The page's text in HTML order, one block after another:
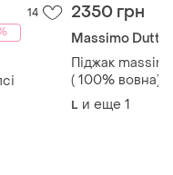
14 2350 грн
Massimo Dutti
Піджак
( 100% вовна)
L и еще 1